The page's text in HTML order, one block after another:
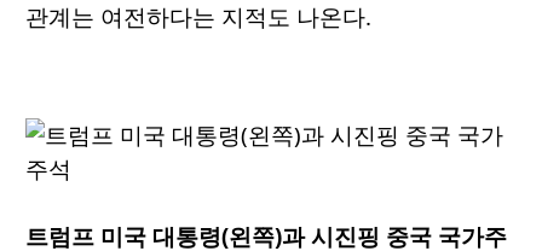
관계는 여전하다는 지적도 나온다.
트럼프 미국 대통령(왼쪽)과 시진핑 중국 국가주